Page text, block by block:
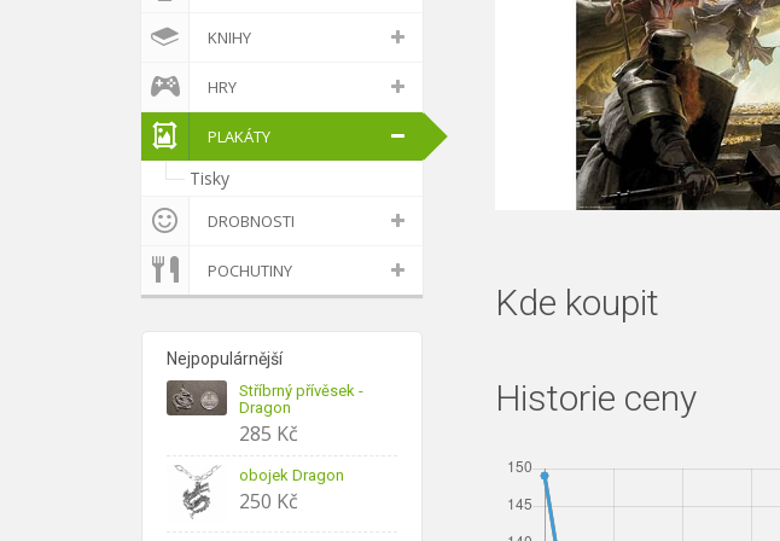
KNIHY
HRY
PLAKÁTY
Tisky
DROBNOSTI
POCHUTINY
Nejpopulárnější
Stříbrný přívěsek -
Dragon
285 Kč
obojek Dragon
250 Kč
Kde koupit
Historie ceny